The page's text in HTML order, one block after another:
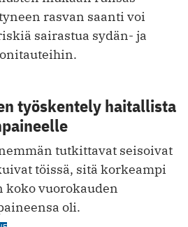
rasvan saanti voi
sairastua sydän- ja
työskentely haitallista
tutkittavat seisoivat
töissä, sitä korkeampi
koko vuorokauden
oli.